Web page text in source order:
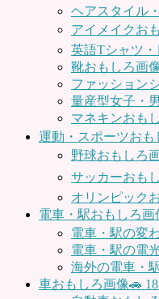
ヘアスタイル
アイメイクお
英語Tシャツ
靴おもしろ画
ファッション
量産型女子・
マネキンおも
運動・スポーツおも
野球おもしろ
サッカーおも
オリンピック
電車・駅おもしろ画
電車・駅の変
電車・駅の電
海外の電車・
車おもしろ画像🚗